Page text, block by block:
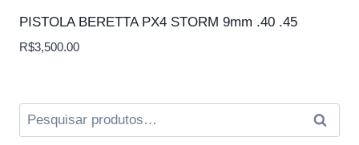
PISTOLA BERETTA PX4 STORM 9mm .40 .45
R$3,500.00
Pesquisar
por: